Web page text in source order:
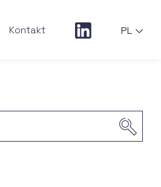
Kontakt PL